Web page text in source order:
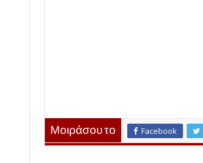
Μοιράσου το Facebook